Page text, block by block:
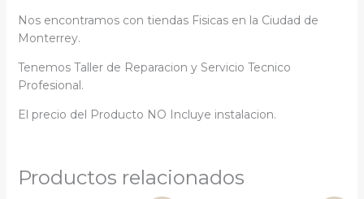
Nos encontramos con tiendas Fisicas en la Ciudad de
Monterrey.
Tenemos Taller de Reparacion y Servicio Tecnico
Profesional.
El precio del Producto NO Incluye instalacion.
Productos relacionados